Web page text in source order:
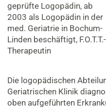
geprüfte Logopädin, ab
2003 als Logopädin in der
med. Geriatrie in Bochum-
Linden beschäftigt, F.O.T.T.-
Therapeutin
Die logopädischen
Geriatrischen Klinik
oben aufgeführten